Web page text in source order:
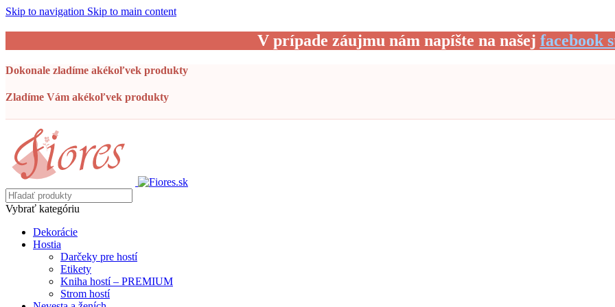
Skip to navigation Skip to main content
V prípade záujmu nám napíšte na našej facebook
Dokonale zladíme akékoľvek produkty
Zladíme Vám akékoľvek produkty
Vybrať kategóriu
Dekorácie
Hostia
Darčeky pre hostí
Etikety
Kniha hostí – PREMIUM
Strom hostí